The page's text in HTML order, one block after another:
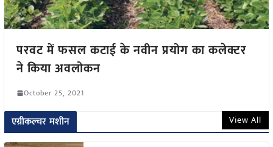
परवट में फसल कटाई के नवीन प्रयोग का कलेक्टर
ने किया अवलोकन
October 25, 2021
एग्रीकल्चर मशीन View All